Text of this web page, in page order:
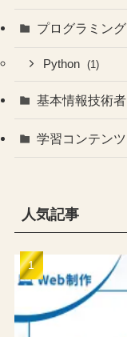
プログラミング
Python (1)
基本情報技術者
学習コンテンツ
人気記事